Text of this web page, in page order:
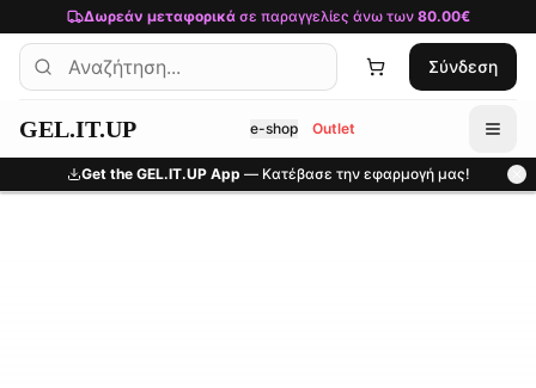
Μετάβαση στο κύριο περιεχόμενο
Δωρεάν μεταφορικάσε παραγγελίες άνω των 80.00€
Σύνδεση
GEL.IT.UP e-shop Outlet
Get the GEL.IT.UP App — Κατέβασε την εφαρμογή μας!